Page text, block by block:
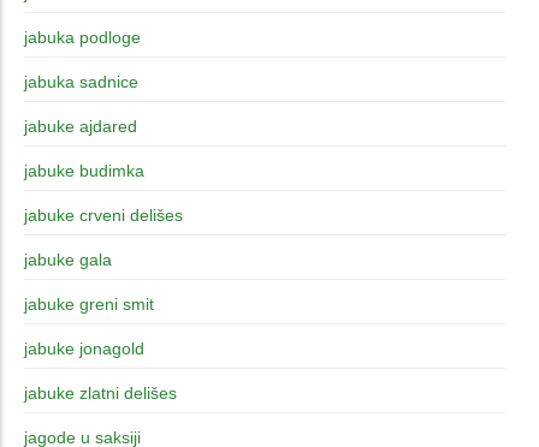
jabuka podloge
jabuka sadnice
jabuke ajdared
jabuke budimka
jabuke crveni delišes
jabuke gala
jabuke greni smit
jabuke jonagold
jabuke zlatni delišes
jagode u saksiji